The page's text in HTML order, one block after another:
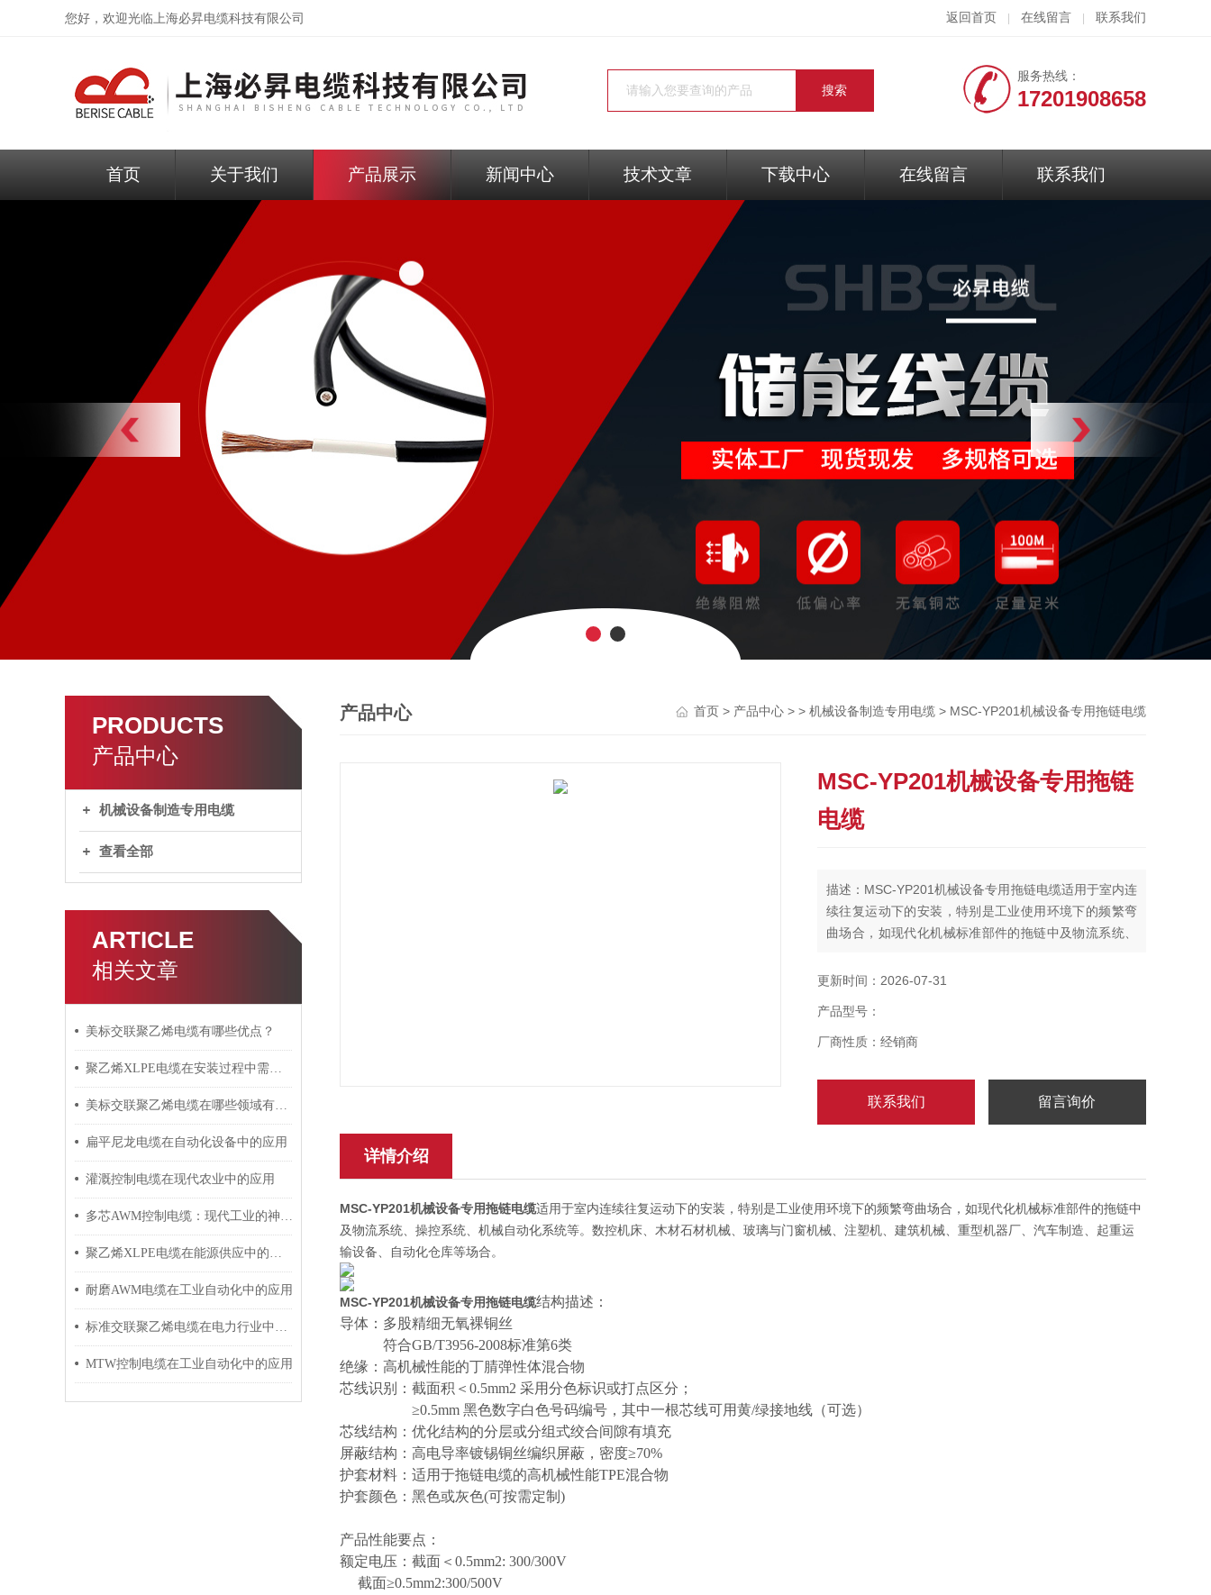
您好，欢迎光临上海必昇电缆科技有限公司 返回首页 在线留言 联系我们
服务热线：
17201908658
首页 关于我们 产品展示 新闻中心 技术文章 下载中心 在线留言 联系我们
PRODUCTS
产品中心
机械设备制造专用电缆
查看全部
ARTICLE
相关文章
美标交联聚乙烯电缆有哪些优点？
聚乙烯XLPE电缆在安装过程中需要注意哪些事项？
美标交联聚乙烯电缆在哪些领域有广泛应用？
扁平尼龙电缆在自动化设备中的应用
灌溉控制电缆在现代农业中的应用
多芯AWM控制电缆：现代工业的神经脉络
聚乙烯XLPE电缆在能源供应中的应用
耐磨AWM电缆在工业自动化中的应用
标准交联聚乙烯电缆在电力行业中的应用
MTW控制电缆在工业自动化中的应用
产品中心 首页 > 产品中心 > > 机械设备制造专用电缆 > MSC-YP201机械设备专用拖链电缆
MSC-YP201机械设备专用拖链
电缆
描述：MSC-YP201机械设备专用拖链电缆适用于室内连
续往复运动下的安装，特别是工业使用环境下的频繁弯
曲场合，如现代化机械标准部件的拖链中及物流系统、
械、玻璃与门窗机械、注塑机、建筑机械、重型机器
更新时间：2026-07-31
产品型号：
厂商性质：经销商
联系我们 留言询价
详情介绍
MSC-YP201机械设备专用拖链电缆适用于室内连续往复运动下的安装，特别是工业使用环境下的频繁弯曲场合，如现代化机械标准部件的拖链中
及物流系统、操控系统、机械自动化系统等。数控机床、木材石材机械、玻璃与门窗机械、注塑机、建筑机械、重型机器厂、汽车制造、起重运
输设备、自动化仓库等场合。
MSC-YP201机械设备专用拖链电缆结构描述：
导体：多股精细无氧裸铜丝
符合GB/T3956-2008标准第6类
绝缘：高机械性能的丁腈弹性体混合物
芯线识别：截面积＜ 0.5mm2 采用分色标识或打点区分；
≥0.5mm 黑色数字白色号码编号，其中一根芯线可用黄/绿接地线（可选）
芯线结构：优化结构的分层或分组式绞合间隙有填充
屏蔽结构：高电导率镀锡铜丝编织屏蔽，密度≥70%
护套材料：适用于拖链电缆的高机械性能TPE混合物
护套颜色：黑色或灰色(可按需定制)
产品性能要点：
额定电压：截面＜ 0.5mm2: 300/300V
截面≥0.5mm2:300/500V